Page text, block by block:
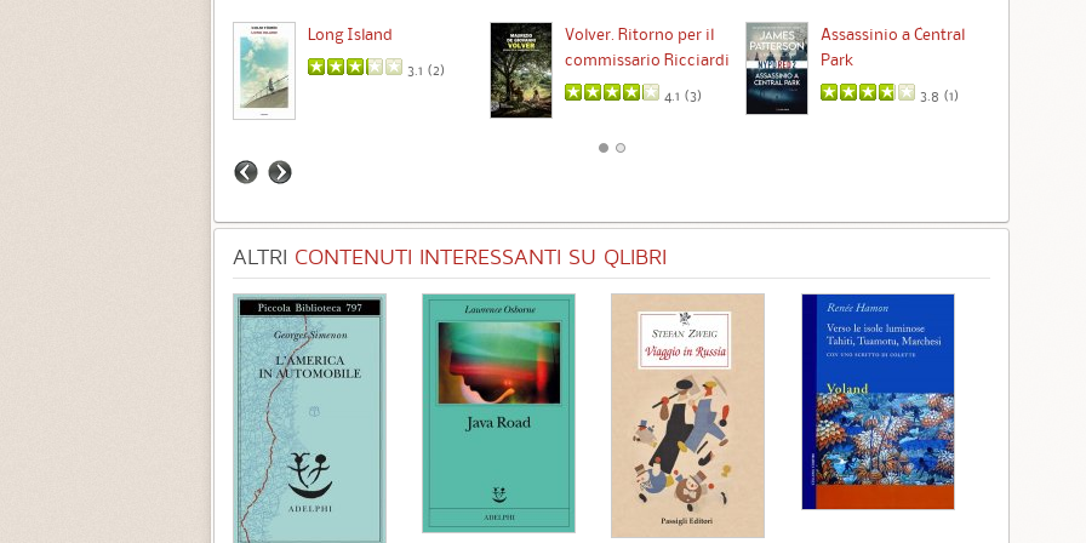
Long Island
3.1 (2)
Volver. Ritorno per il
commissario Ricciardi
4.1 (3)
Assassinio a Central
Park
3.8 (1)
ALTRI CONTENUTI INTERESSANTI SU QLIBRI